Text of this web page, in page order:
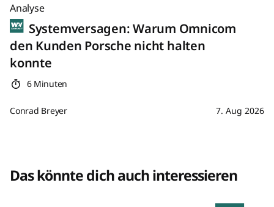
Analyse
Systemversagen: Warum Omnicom
den Kunden Porsche nicht halten
konnte
6 Minuten
Conrad Breyer 7. Aug 2026
Das könnte dich auch interessieren